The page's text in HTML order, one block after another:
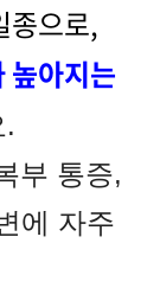
종으로,
높아지는
.
부 통증,
에 자주